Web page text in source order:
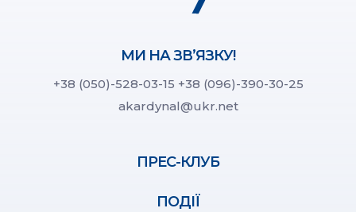
МИ НА ЗВ’ЯЗКУ!
+38 (050)-528-03-15 +38 (096)-390-30-25
akardynal@ukr.net
ПРЕС-КЛУБ
ПОДІЇ